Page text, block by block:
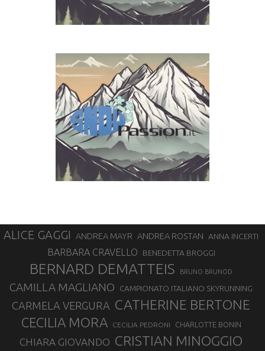
ALICE GAGGI ANDREA MAYR ANDREA ROSTAN ANNA INCERTI
BARBARA CRAVELLO BENEDETTA BROGGI
BERNARD DEMATTEIS BRUNO BRUNOD
CAMILLA MAGLIANO CAMPIONATO ITALIANO SKYRUNNING
CARMELA VERGURA CATHERINE BERTONE
CECILIA MORA CECILIA PEDRONI CHARLOTTE BONIN
CHIARA GIOVANDO CRISTIAN MINOGGIO